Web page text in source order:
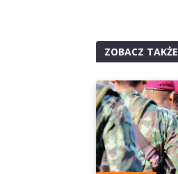
ZOBACZ TAKŻE